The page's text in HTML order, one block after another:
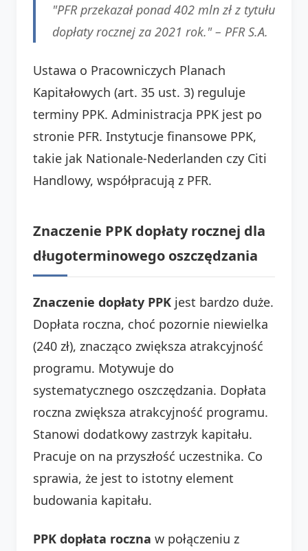
"PFR przekazał ponad 402 mln zł z tytułu
dopłaty rocznej za 2021 rok." – PFR S.A.
Ustawa o Pracowniczych Planach
Kapitałowych (art. 35 ust. 3) reguluje
terminy PPK. Administracja PPK jest po
stronie PFR. Instytucje finansowe PPK,
takie jak Nationale-Nederlanden czy Citi
Handlowy, współpracują z PFR.
Znaczenie PPK dopłaty rocznej dla
długoterminowego oszczędzania
Znaczenie dopłaty PPK jest bardzo duże.
Dopłata roczna, choć pozornie niewielka
(240 zł), znacząco zwiększa atrakcyjność
programu. Motywuje do
systematycznego oszczędzania. Dopłata
roczna zwiększa atrakcyjność programu.
Stanowi dodatkowy zastrzyk kapitału.
Pracuje on na przyszłość uczestnika. Co
sprawia, że jest to istotny element
budowania kapitału.
PPK dopłata roczna w połączeniu z